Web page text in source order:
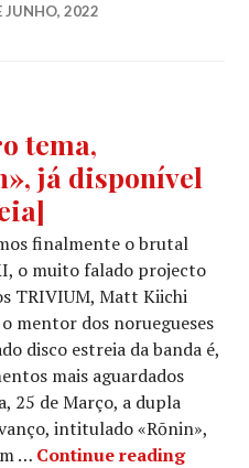
JUNHO, 2022
tema,
já disponível
finalmente o brutal
o muito falado projecto
TRIVIUM, Matt Kiichi
mentor dos noruegueses
disco estreia da banda é,
mais aguardados
25 de Março, a dupla
intitulado «Rōnin»,
… Continue reading